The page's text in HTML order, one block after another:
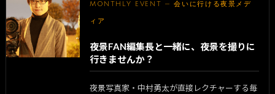
MONTHLY EVENT — 会いに行ける夜景メデ
ィア
夜景FAN編集長と一緒に、夜景を撮りに
行きませんか？
夜景写真家・中村勇太が直接レクチャーする毎